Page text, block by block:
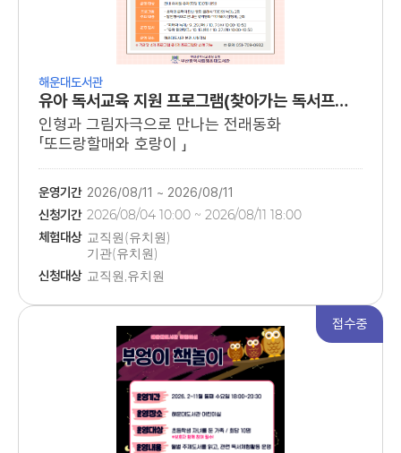
해운대도서관
유아 독서교육 지원 프로그램(찾아가는 독서프로그램)
인형과 그림자극으로 만나는 전래동화
「또드랑할매와 호랑이 」
운영기간 2026/08/11 ~ 2026/08/11
신청기간 2026/08/04 10:00 ~ 2026/08/11 18:00
체험대상 교직원(유치원)
기관(유치원)
관내 유치원 유아
신청대상 교직원,유치원
접수중